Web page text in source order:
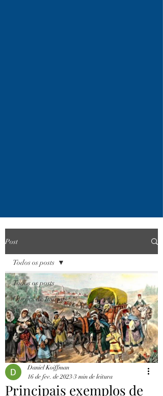
Post
Todos os posts
Opções de Imóveis
Todos os posts
Principais exemplos de
Daniel Koiffman
16 de fev. de 2023 3 min de leitura